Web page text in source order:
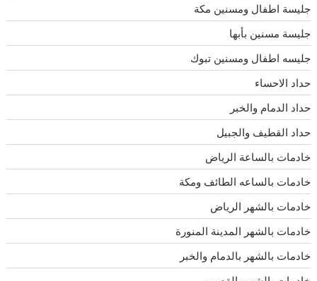
جليسة اطفال ومسنين مكة
جليسة مسنين بأبها
جليسه اطفال ومسنين تبوك
حداد الاحساء
حداد الدمام والخبر
حداد القطيف والجبيل
خادمات بالساعة الرياض
خادمات بالساعه الطائف ومكة
خادمات بالشهر الرياض
خادمات بالشهر المدينة المنورة
خادمات بالشهر بالدمام والخبر